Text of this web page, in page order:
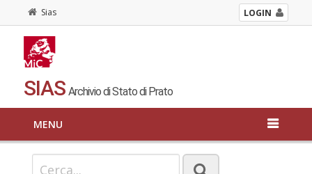
Sias LOGIN
SIAS Archivio di Stato di Prato
MENU